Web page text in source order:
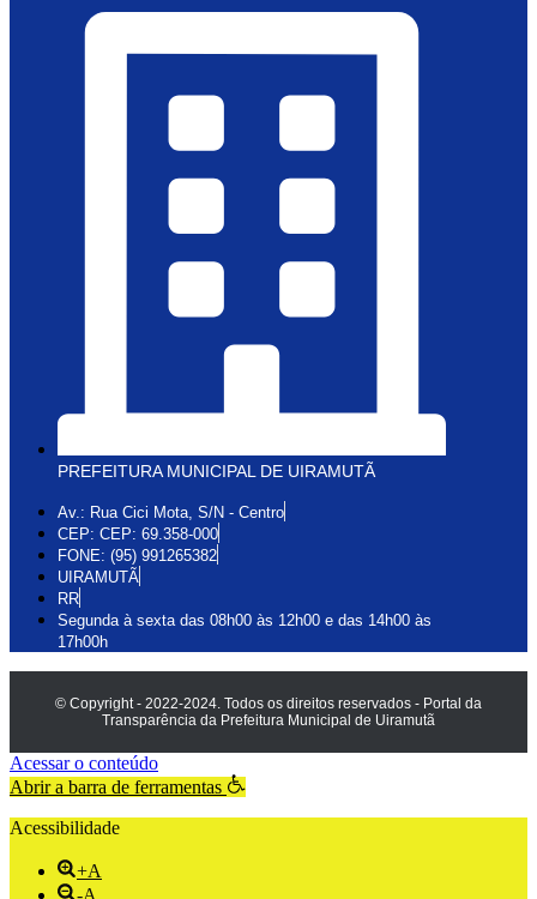
PREFEITURA MUNICIPAL DE UIRAMUTÃ
Av.: Rua Cici Mota, S/N - Centro
CEP: CEP: 69.358-000
FONE: (95) 991265382
UIRAMUTÃ
RR
Segunda à sexta das 08h00 às 12h00 e das 14h00 às
17h00h
© Copyright - 2022-2024. Todos os direitos reservados - Portal da
Transparência da Prefeitura Municipal de Uiramutã
Acessar o conteúdo
Abrir a barra de ferramentas
Acessibilidade
+A
-A